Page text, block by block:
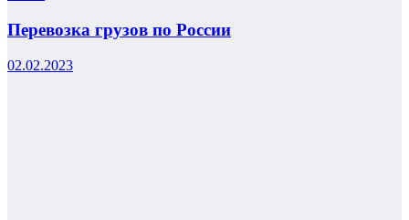
Перевозка грузов по России
02.02.2023